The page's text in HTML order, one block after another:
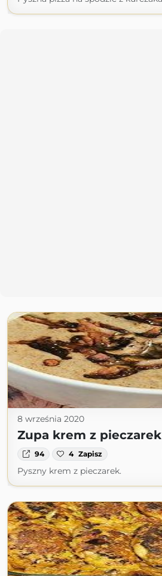
8 września 2020
Zupa krem z pieczarek
94 4 Zapisz
Pyszny krem z pieczarek.